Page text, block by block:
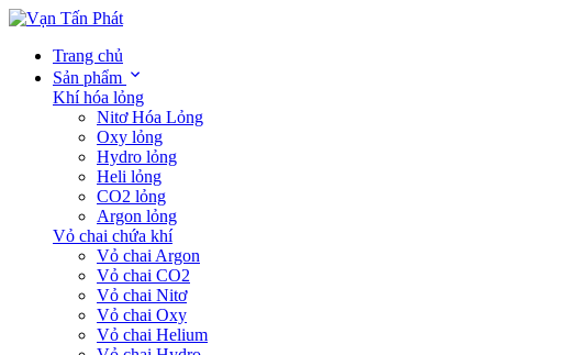
Trang chủ
Sản phẩm
Khí hóa lỏng
Nitơ Hóa Lỏng
Oxy lỏng
Hydro lỏng
Heli lỏng
CO2 lỏng
Argon lỏng
Vỏ chai chứa khí
Vỏ chai Argon
Vỏ chai CO2
Vỏ chai Nitơ
Vỏ chai Oxy
Vỏ chai Helium